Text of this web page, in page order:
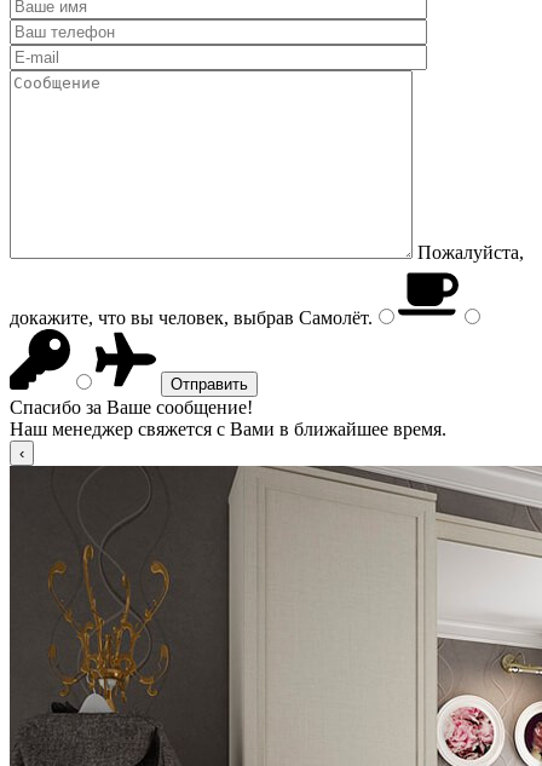
Пожалуйста,
докажите, что вы человек, выбрав Самолёт.
Спасибо за Ваше сообщение!
Наш менеджер свяжется с Вами в ближайшее время.